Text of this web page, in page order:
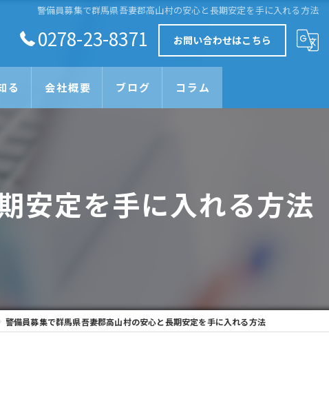
警備員募集で群馬県吾妻郡高山村の安心と長期安定を手に入れる方法
0278-23-8371 お問い合わせはこちら
る 会社概要 ブログ コラム
安定を手に入れる方法
警備員募集で群馬県吾妻郡高山村の安心と長期安定を手に入れる方法